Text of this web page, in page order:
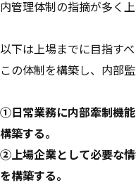
内管理体制の指摘が多く
以下は上場までに目指す
この体制を構築し、内部
①日常業務に内部牽制機
構築する。
②上場企業として必要な
を構築する。